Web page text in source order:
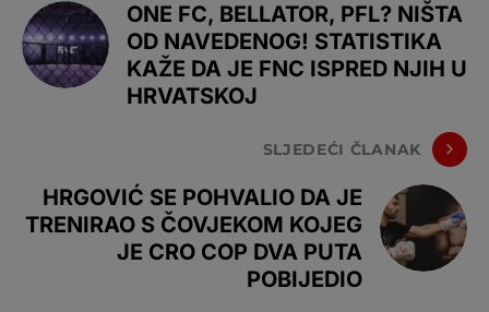
ONE FC, BELLATOR, PFL? NIŠTA
OD NAVEDENOG! STATISTIKA
KAŽE DA JE FNC ISPRED NJIH U
HRVATSKOJ
SLJEDEĆI ČLANAK
HRGOVIĆ SE POHVALIO DA JE
TRENIRAO S ČOVJEKOM KOJEG
JE CRO COP DVA PUTA
POBIJEDIO